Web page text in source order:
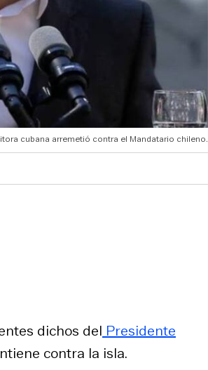
cubana arremetió contra el Mandatario chileno.
dichos del Presidente
contra la isla.